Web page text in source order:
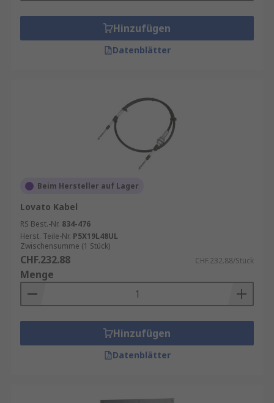
Hinzufügen
Datenblätter
Beim Hersteller auf Lager
Lovato Kabel
RS Best.-Nr. 834-476
Herst. Teile-Nr. P5X19L48UL
Zwischensumme (1 Stück)
CHF.232.88 CHF.232.88/Stück
Menge
Hinzufügen
Datenblätter